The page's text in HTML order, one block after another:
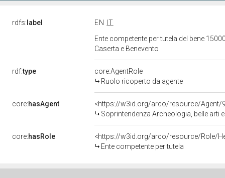
rdfs: label EN
IT
Ente competente per tutela del bene
Caserta e Benevento
rdf:type
core:AgentRole
Ruolo ricoperto da agente
core:hasAgent
<https://w3id.org/arco/resource/Agent/
Soprintendenza Archeologia, belle arti
core:hasRole
<https://w3id.org/arco/resource/Role/
Ente competente per tutela